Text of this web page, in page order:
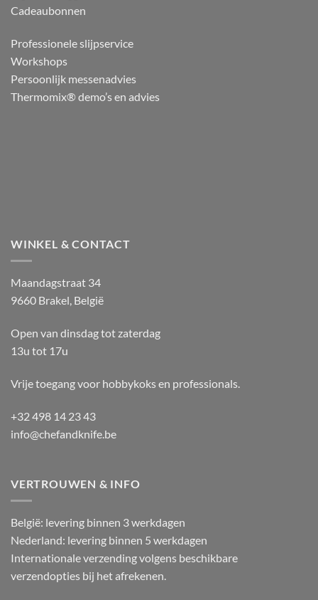
Cadeaubonnen
Professionele slijpservice
Workshops
Persoonlijk messenadvies
Thermomix® demo’s en advies
WINKEL & CONTACT
Maandagstraat 34
9660 Brakel, België
Open van dinsdag tot zaterdag
13u tot 17u
Vrije toegang voor hobbykoks en professionals.
+32 498 14 23 43
info@chefandknife.be
VERTROUWEN & INFO
België: levering binnen 3 werkdagen
Nederland: levering binnen 5 werkdagen
Internationale verzending volgens beschikbare
verzendopties bij het afrekenen.